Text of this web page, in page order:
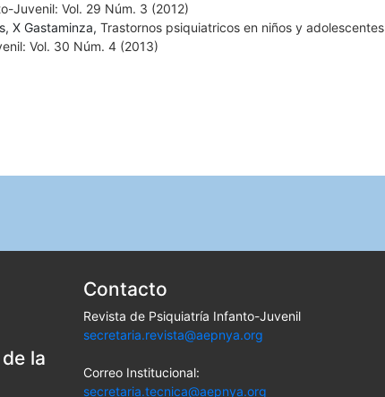
Juvenil: Vol. 29 Núm. 3 (2012)
X Gastaminza, Trastornos psiquiatricos en niños y adolescentes
Vol. 30 Núm. 4 (2013)
la
Contacto
Revista de Psiquiatría Infanto-Juvenil
secretaria.revista@aepnya.org
Correo Institucional:
secretaria.tecnica@aepnya.org